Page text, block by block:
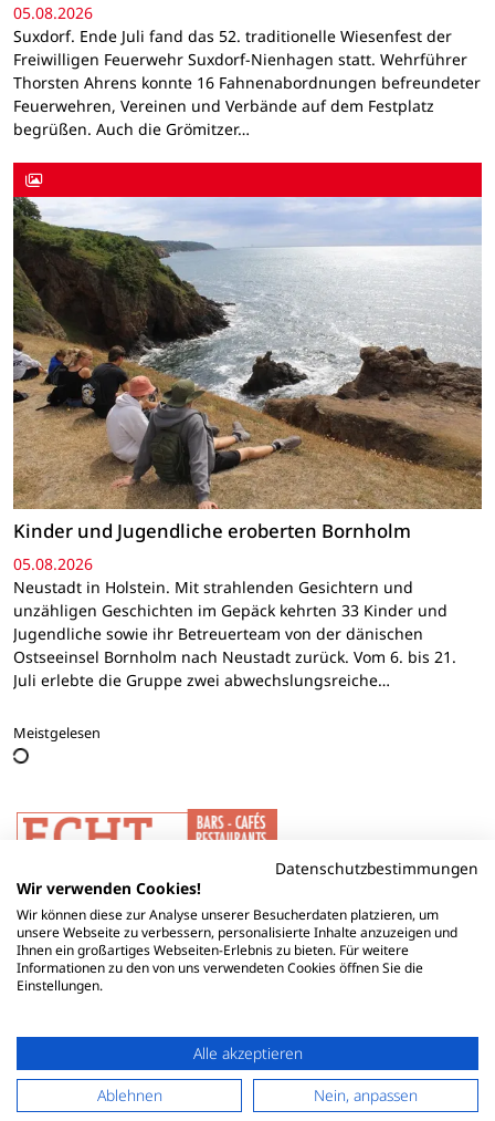
05.08.2026
Suxdorf. Ende Juli fand das 52. traditionelle Wiesenfest der
Freiwilligen Feuerwehr Suxdorf-Nienhagen statt. Wehrführer
Thorsten Ahrens konnte 16 Fahnenabordnungen befreundeter
Feuerwehren, Vereinen und Verbände auf dem Festplatz
begrüßen. Auch die Grömitzer…
Kinder und Jugendliche eroberten Bornholm
05.08.2026
Neustadt in Holstein. Mit strahlenden Gesichtern und
unzähligen Geschichten im Gepäck kehrten 33 Kinder und
Jugendliche sowie ihr Betreuerteam von der dänischen
Ostseeinsel Bornholm nach Neustadt zurück. Vom 6. bis 21.
Juli erlebte die Gruppe zwei abwechslungsreiche…
Meistgelesen
Datenschutzbestimmungen
Wir verwenden Cookies!
Wir können diese zur Analyse unserer Besucherdaten platzieren, um
unsere Webseite zu verbessern, personalisierte Inhalte anzuzeigen und
Ihnen ein großartiges Webseiten-Erlebnis zu bieten. Für weitere
Informationen zu den von uns verwendeten Cookies öffnen Sie die
Einstellungen.
Alle akzeptieren
Ablehnen
Nein, anpassen